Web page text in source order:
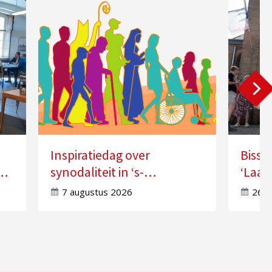
Inspiratiedag over
synodaliteit in ‘s-
Hertogenbosch
7 augustus 2026 26